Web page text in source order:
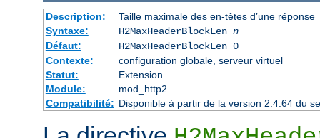
Description:
Taille maximale des en-têtes d’une réponse
Syntaxe:
H2MaxHeaderBlockLen n
Défaut:
H2MaxHeaderBlockLen 0
Contexte:
configuration globale, serveur virtuel
Statut:
Extension
Module:
mod_http2
Compatibilité: Disponible à partir de la version 2.4.64 du